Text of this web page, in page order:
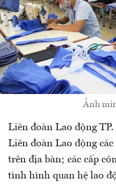
Ảnh
Liên đoàn Lao động
Liên đoàn Lao động
trên địa bàn; các cấp
tình hình quan hệ lao